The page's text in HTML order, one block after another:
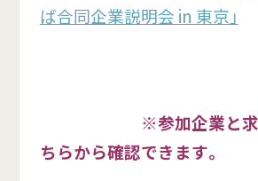
ば合同企業説明会 in 東京」
※参加企業と求人
ちらから確認できます。